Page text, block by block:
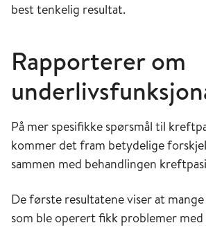
best tenkelig resultat.
Rapporterer om
På mer spesifikke spørsmål til
kommer det fram betydelige
sammen med behandlingen
De første resultatene viser at
som ble operert fikk problemer med